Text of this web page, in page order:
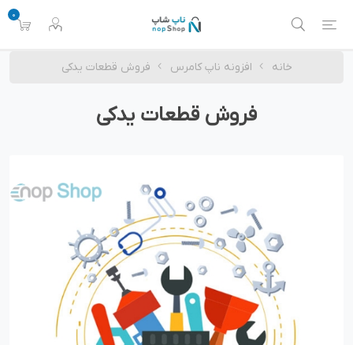
0
خانه افزونه ناپ کامرس فروش قطعات یدکی
فروش قطعات یدکی